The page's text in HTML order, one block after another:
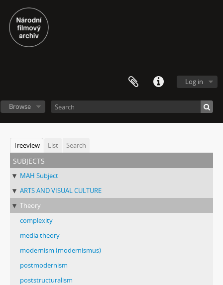
Log in
Browse
Treeview List Search
subjects
MAH Subject
ARTS AND VISUAL CULTURE
Theory
complexity
media theory
modernism (modernismus)
postmodernism
poststructuralism